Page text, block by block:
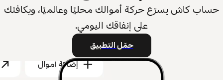
حساب كاش يسرّع حركة أموالك محليًا وعالميًا، ويكافئك
على إنفاقك اليومي.
حمّل التطبيق